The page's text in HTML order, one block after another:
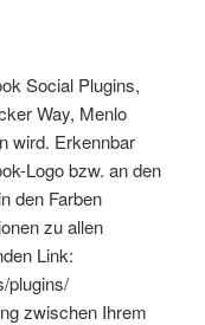
Social Plugins,
Way, Menlo
wird. Erkennbar
Logo bzw. an den
den Farben
zu allen
Link:
plugins/
zwischen Ihrem